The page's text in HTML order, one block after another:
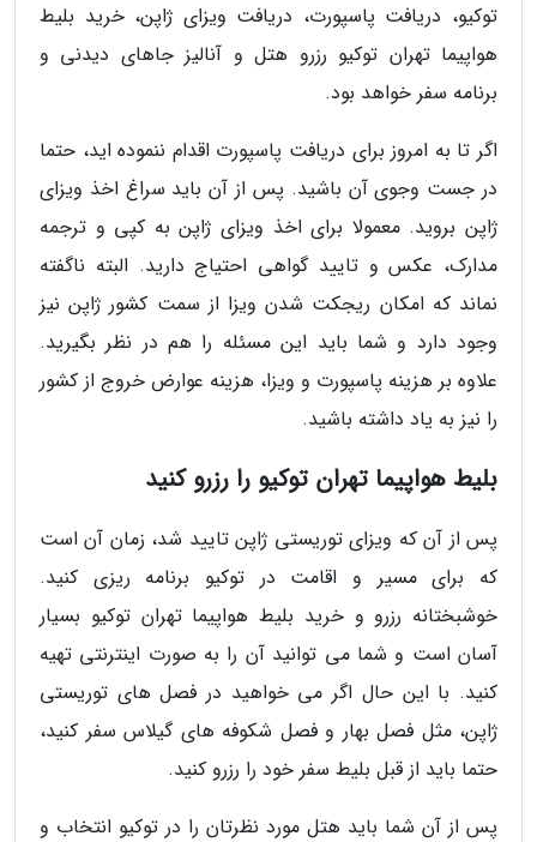
توکیو، دریافت پاسپورت، دریافت ویزای ژاپن، خرید بلیط
هواپیما تهران توکیو رزرو هتل و آنالیز جاهای دیدنی و
برنامه سفر خواهد بود.
اگر تا به امروز برای دریافت پاسپورت اقدام ننموده اید، حتما
در جست وجوی آن باشید. پس از آن باید سراغ اخذ ویزای
ژاپن بروید. معمولا برای اخذ ویزای ژاپن به کپی و ترجمه
مدارک، عکس و تایید گواهی احتیاج دارید. البته ناگفته
نماند که امکان ریجکت شدن ویزا از سمت کشور ژاپن نیز
وجود دارد و شما باید این مسئله را هم در نظر بگیرید.
علاوه بر هزینه پاسپورت و ویزا، هزینه عوارض خروج از کشور
را نیز به یاد داشته باشید.
بلیط هواپیما تهران توکیو را رزرو کنید
پس از آن که ویزای توریستی ژاپن تایید شد، زمان آن است
که برای مسیر و اقامت در توکیو برنامه ریزی کنید.
خوشبختانه رزرو و خرید بلیط هواپیما تهران توکیو بسیار
آسان است و شما می توانید آن را به صورت اینترنتی تهیه
کنید. با این حال اگر می خواهید در فصل های توریستی
ژاپن، مثل فصل بهار و فصل شکوفه های گیلاس سفر کنید،
حتما باید از قبل بلیط سفر خود را رزرو کنید.
پس از آن شما باید هتل مورد نظرتان را در توکیو انتخاب و